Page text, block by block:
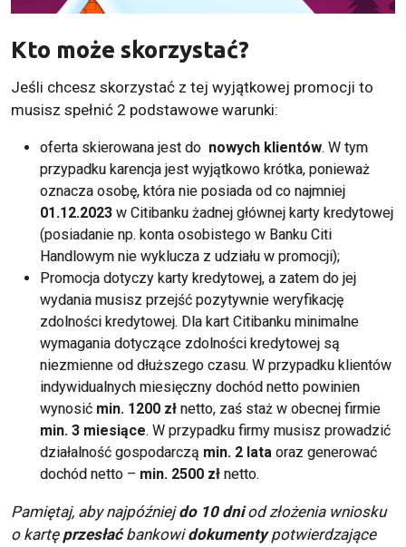
Kto może skorzystać?
Jeśli chcesz skorzystać z tej wyjątkowej promocji to
musisz spełnić 2 podstawowe warunki:
oferta skierowana jest do nowych klientów. W tym
przypadku karencja jest wyjątkowo krótka, ponieważ
oznacza osobę, która nie posiada od co najmniej
01.12.2023 w Citibanku żadnej głównej karty kredytowej
(posiadanie np. konta osobistego w Banku Citi
Handlowym nie wyklucza z udziału w promocji);
Promocja dotyczy karty kredytowej, a zatem do jej
wydania musisz przejść pozytywnie weryfikację
zdolności kredytowej. Dla kart Citibanku minimalne
wymagania dotyczące zdolności kredytowej są
niezmienne od dłuższego czasu. W przypadku klientów
indywidualnych miesięczny dochód netto powinien
wynosić min. 1200 zł netto, zaś staż w obecnej firmie
min. 3 miesiące. W przypadku firmy musisz prowadzić
działalność gospodarczą min. 2 lata oraz generować
dochód netto – min. 2500 zł netto.
Pamiętaj, aby najpóźniejdo 10 dniod złożenia wniosku
o kartę przesłaćbankowidokumentypotwierdzające